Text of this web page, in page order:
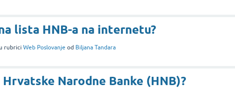
lista HNB-a na internetu?
u rubrici Web Poslovanje od Biljana Tandara
Narodne Banke (HNB)?